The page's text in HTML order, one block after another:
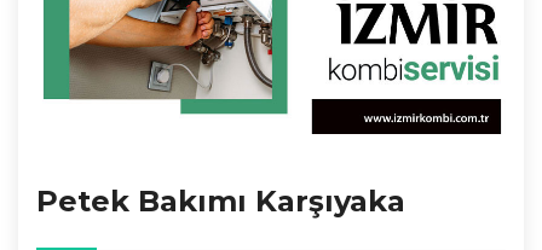
Petek Bakımı Karşıyaka